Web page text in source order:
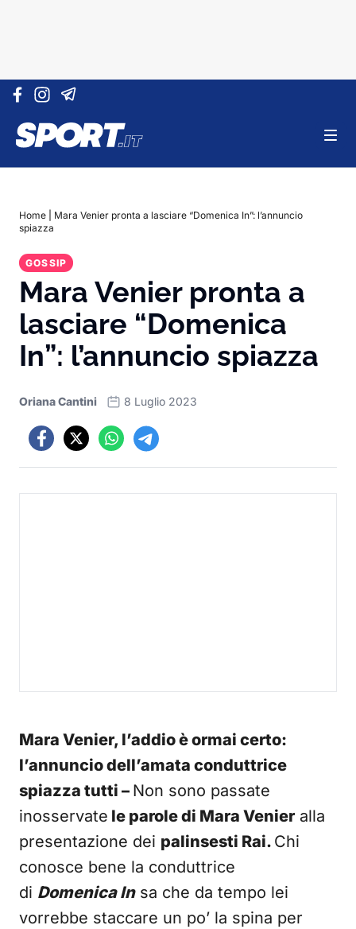
Vai al contenuto
Home
Mara Venier pronta a lasciare “Domenica In”: l’annuncio
spiazza
GOSSIP
Mara Venier pronta a
lasciare “Domenica
In”: l’annuncio spiazza
Oriana Cantini 8 Luglio 2023
Mara Venier, l’addio è ormai certo:
l’annuncio dell’amata conduttrice
spiazza tutti – Non sono passate
inosservate le parole di Mara Venier alla
presentazione dei palinsesti Rai. Chi
conosce bene la conduttrice
di Domenica Insa che da tempo lei
vorrebbe staccare un po’ la spina per